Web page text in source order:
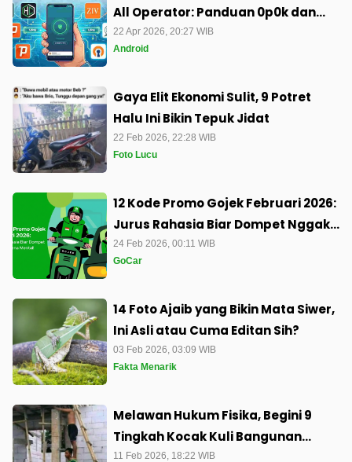
All Operator: Panduan 0p0k dan
Langsung Konek di APK Android
22 Apr 2026, 20:27 WIB
Android
Gaya Elit Ekonomi Sulit, 9 Potret
Halu Ini Bikin Tepuk Jidat
22 Feb 2026, 22:28 WIB
Foto Lucu
12 Kode Promo Gojek Februari 2026:
Jurus Rahasia Biar Dompet Nggak
Kena Mental!
24 Feb 2026, 00:11 WIB
GoCar
14 Foto Ajaib yang Bikin Mata Siwer,
Ini Asli atau Cuma Editan Sih?
03 Feb 2026, 03:09 WIB
Fakta Menarik
Melawan Hukum Fisika, Begini 9
Tingkah Kocak Kuli Bangunan
dengan Tangga Ajaibnya
11 Feb 2026, 18:22 WIB